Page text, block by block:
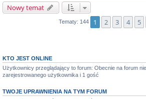
Nowy temat
Tematy: 144 1 2 3 4 5
KTO JEST ONLINE
Użytkownicy przeglądający to forum: Obecnie na forum
zarejestrowanego użytkownika i 1 gość
TWOJE UPRAWNIENIA NA TYM FORUM